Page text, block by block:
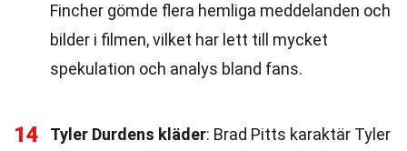
Fincher gömde flera hemliga meddelanden och
bilder i filmen, vilket har lett till mycket
spekulation och analys bland fans.
14 Tyler Durdens kläder: Brad Pitts karaktär Tyler